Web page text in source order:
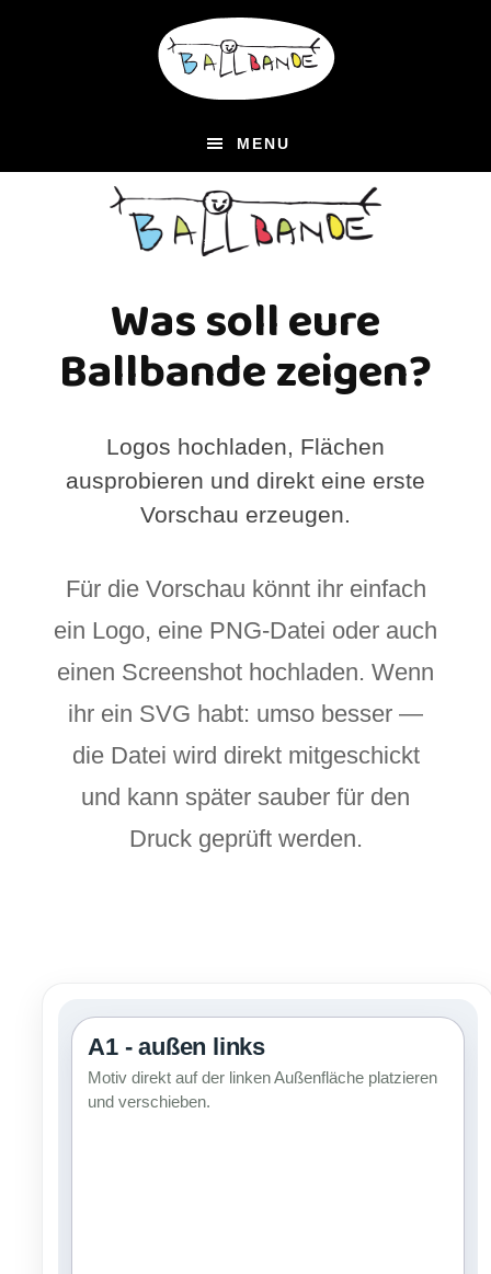
MENU
Was soll eure
Ballbande zeigen?
Logos hochladen, Flächen
ausprobieren und direkt eine erste
Vorschau erzeugen.
Für die Vorschau könnt ihr einfach
ein Logo, eine PNG-Datei oder auch
einen Screenshot hochladen. Wenn
ihr ein SVG habt: umso besser —
die Datei wird direkt mitgeschickt
und kann später sauber für den
Druck geprüft werden.
A1 - außen links
Motiv direkt auf der linken Außenfläche platzieren
und verschieben.